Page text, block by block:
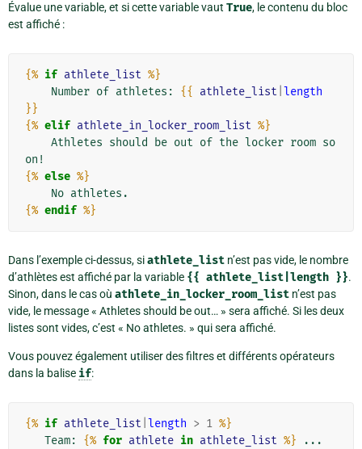
Évalue une variable, et si cette variable vaut True, le contenu du bloc
est affiché :
{% if athlete_list %}
    Number of athletes:
{{ athlete_list length
}}
{% elif athlete_in_locker_room_list %}
{% else %}
{% endif %}
Dans l’exemple ci-dessus, siathlete_list n’est pas vide, le nombre
d’athlètes est affiché par la variable {{ athlete_list|length }}.
Sinon, dans le cas où athlete_in_locker_room_list n’est pas
vide, le message « Athletes should be out… » sera affiché. Si les deux
listes sont vides, c’est « No athletes. » qui sera affiché.
Vous pouvez également utiliser des filtres et différents opérateurs
dans la balise if:
{% if athlete_list length > 1 %}
   Team:
{% for athlete in athlete_list %}